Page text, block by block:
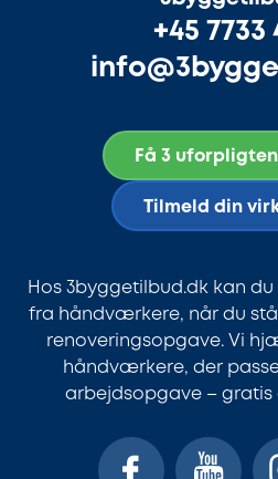
+45 7733
Få 3
Tilmeld din
Hos 3byggetilbud.dk kan
fra håndværkere, når du
renoveringsopgave. Vi
håndværkere, der
arbejdsopgave – gratis